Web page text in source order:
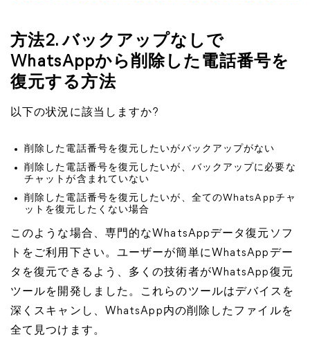
方法2. バックアップなしで
WhatsAppから削除した電話番号を
復元する方法
以下の状況に該当しますか?
削除した電話番号を復元したいがバックアップがない
削除した電話番号を復元したいが、バックアップに必要な
チャットが含まれていない
削除した電話番号を復元したいが、全てのWhatsAppチャ
ットを復元したくない場合
このような場合、専門的なWhatsAppデータ復元ソフ
トをご利用下さい。ユーザーが簡単にWhatsAppデー
タを復元できるよう、多くの技術者がWhatsApp復元
ツールを開発しました。これらのツールはデバイスを
深くスキャンし、WhatsApp内の削除したファイルを
全て見つけます。